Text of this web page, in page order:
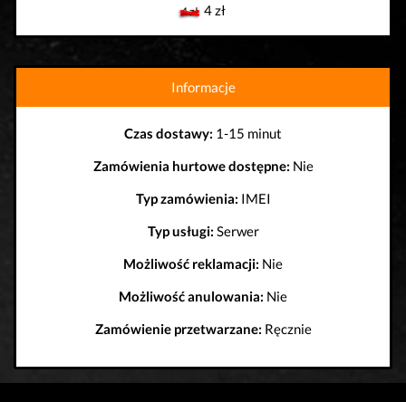
4 zł4 zł
Informacje
Czas dostawy: 1-15 minut
Zamówienia hurtowe dostępne: Nie
Typ zamówienia: IMEI
Typ usługi: Serwer
Możliwość reklamacji: Nie
Możliwość anulowania: Nie
Zamówienie przetwarzane: Ręcznie